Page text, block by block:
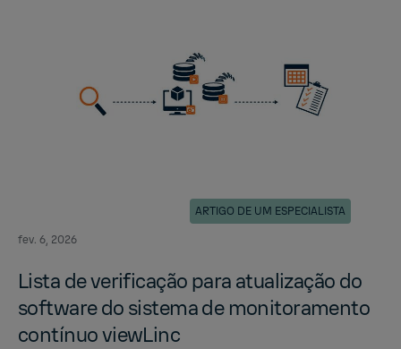
fev. 6, 2026
ARTIGO DE UM ESPECIALISTA
Lista de ver­i­ficação para at­u­al­ização do
soft­ware do sis­tema de mon­i­tora­mento
contínuo viewL­inc